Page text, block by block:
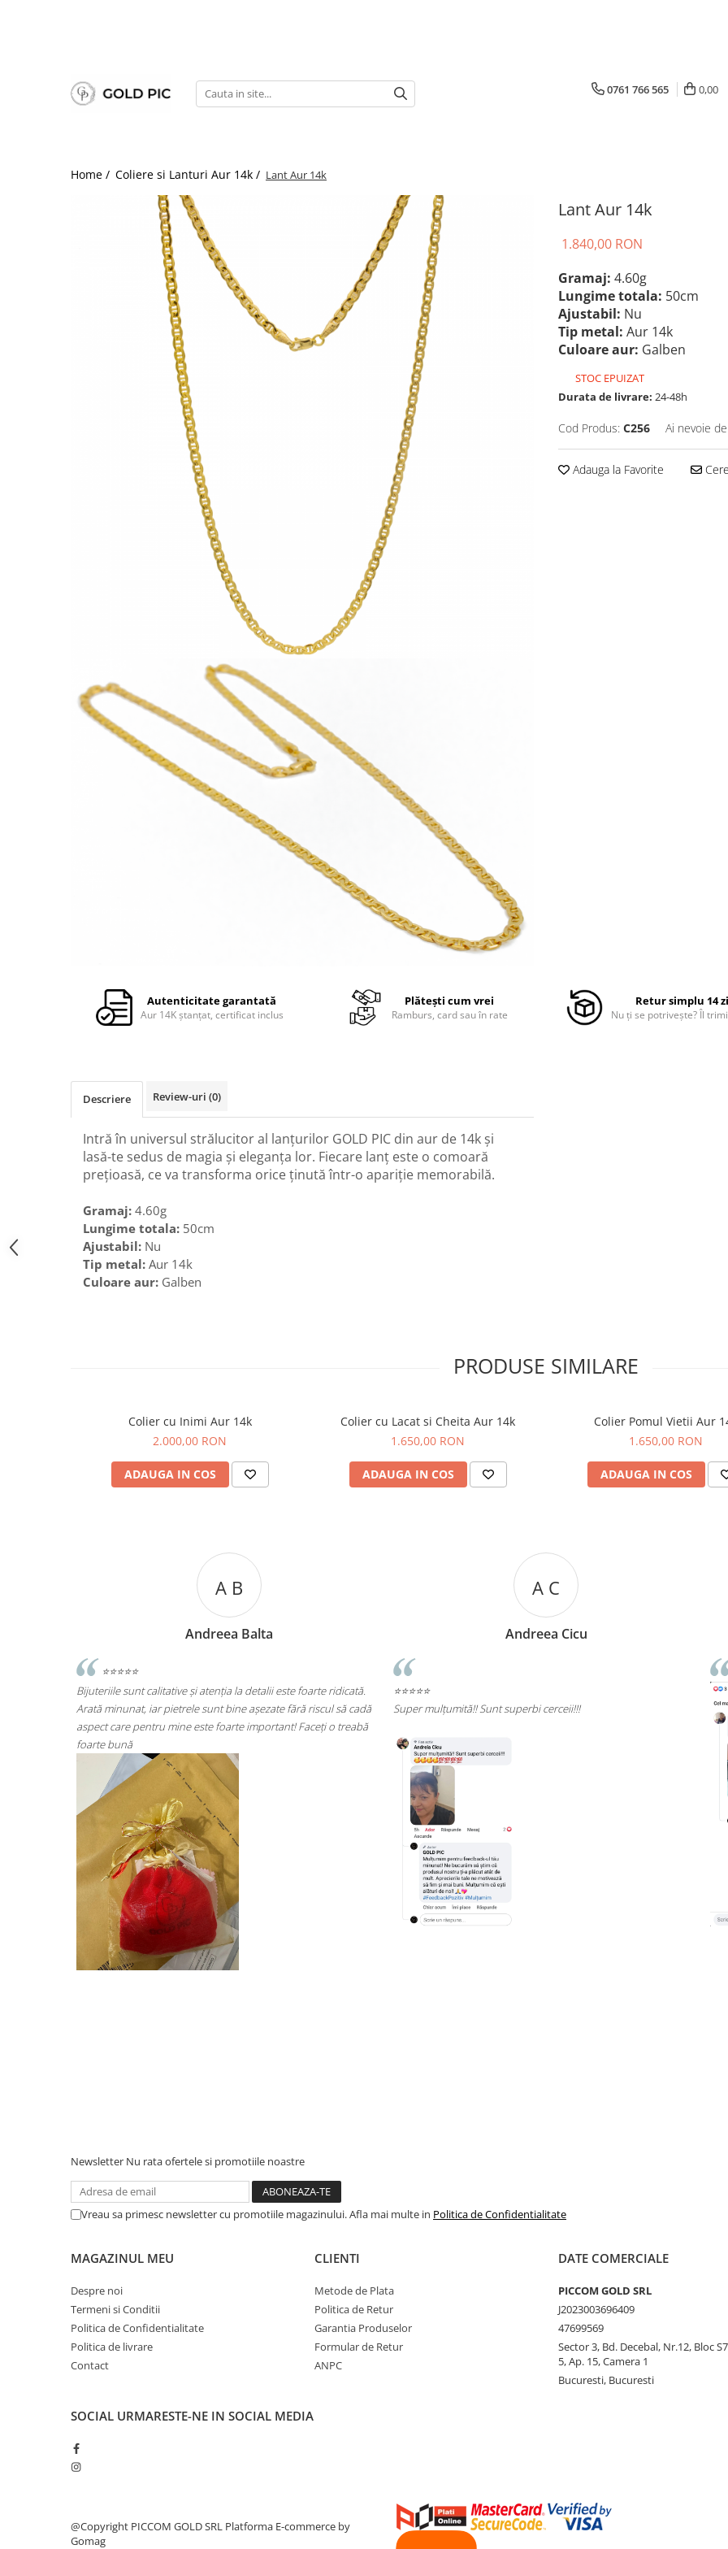
0761 766 565 0,00
Home / Coliere si Lanturi Aur 14k / Lant Aur 14k
Lant Aur 14k
1.840,00 RON
Gramaj: 4.60g
Lungime totala: 50cm
Ajustabil: Nu
Tip metal: Aur 14k
Culoare aur: Galben
STOC EPUIZAT
Durata de livrare: 24-48h
Cod Produs: C256 Ai nevoie
Adauga la Favorite
Autenticitate garantată
Aur 14K ștanțat, certificat inclus
Plătești cum vrei
Ramburs, card sau în rate
Retur simplu 14
Nu ți se potrivește? Îl
Descriere Review-uri (0)
Intră în universul strălucitor al lanțurilor GOLD PIC din aur de 14k și
lasă-te sedus de magia și eleganța lor. Fiecare lanț este o comoară
prețioasă, ce va transforma orice ținută într-o apariție memorabilă.
Gramaj: 4.60g
Lungime totala: 50cm
Ajustabil: Nu
Tip metal: Aur 14k
Culoare aur: Galben
PRODUSE SIMILARE
Colier cu Inimi Aur 14k
2.000,00 RON
ADAUGA IN COS
Colier cu Lacat si Cheita Aur 14k
1.650,00 RON
ADAUGA IN COS
Colier Pomul Vietii Aur
1.650,00 RON
ADAUGA IN COS
A C
Andreea Cicu
⭐⭐⭐⭐⭐
Super mulțumită!! Sunt superbi cerceii!!!
R R
Rizea Ramona
Newsletter Nu rata ofertele si promotiile noastre
Vreau sa primesc newsletter cu promotiile magazinului. Afla mai multe in Politica de Confidentialitate
MAGAZINUL MEU
Despre noi
Termeni si Conditii
Politica de Confidentialitate
Politica de livrare
Contact
CLIENTI
Metode de Plata
Politica de Retur
Garantia Produselor
Formular de Retur
ANPC
DATE COMERCIALE
PICCOM GOLD SRL
J2023003696409
47699569
Sector 3, Bd. Decebal, Nr.12, Bloc
5, Ap. 15, Camera 1
Bucuresti, Bucuresti
SOCIAL URMARESTE-NE IN SOCIAL MEDIA
@Copyright PICCOM GOLD SRL Platforma E-commerce by
Gomag